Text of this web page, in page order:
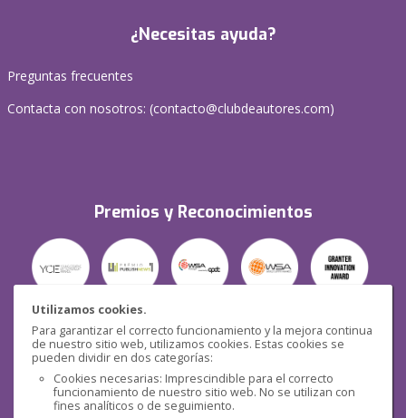
Utilizamos cookies.
Para garantizar el correcto funcionamiento y la mejora continua
de nuestro sitio web, utilizamos cookies. Estas cookies se
pueden dividir en dos categorías:
Cookies necesarias: Imprescindible para el correcto
funcionamiento de nuestro sitio web. No se utilizan con
fines analíticos o de seguimiento.
¿Necesitas ayuda?
Preguntas frecuentes
Contacta con nosotros: (contacto@clubdeautores.com)
Premios y Reconocimientos
Seguridad